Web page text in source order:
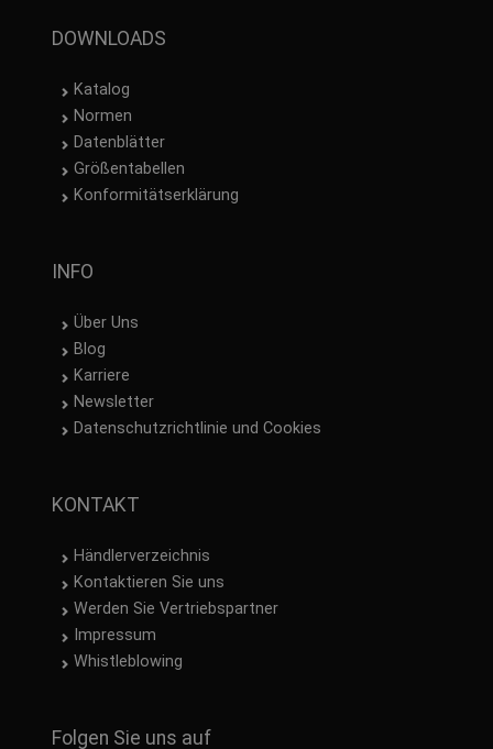
DOWNLOADS
Katalog
Normen
Datenblätter
Größentabellen
Konformitätserklärung
INFO
Über Uns
Blog
Karriere
Newsletter
Datenschutzrichtlinie und Cookies
KONTAKT
Händlerverzeichnis
Kontaktieren Sie uns
Werden Sie Vertriebspartner
Impressum
Whistleblowing
Folgen Sie uns auf